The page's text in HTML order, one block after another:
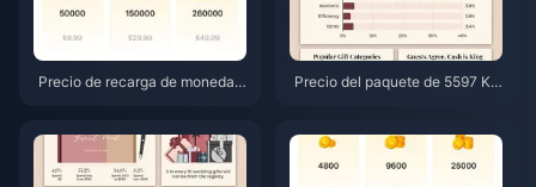
Precio de recarga de monedas
edor que el oficial?
Precio del paquete de 5597 Kc
a v8.2 (2026)